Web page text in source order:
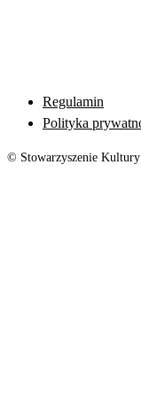
Regulamin
Polityka
© Stowarzyszenie